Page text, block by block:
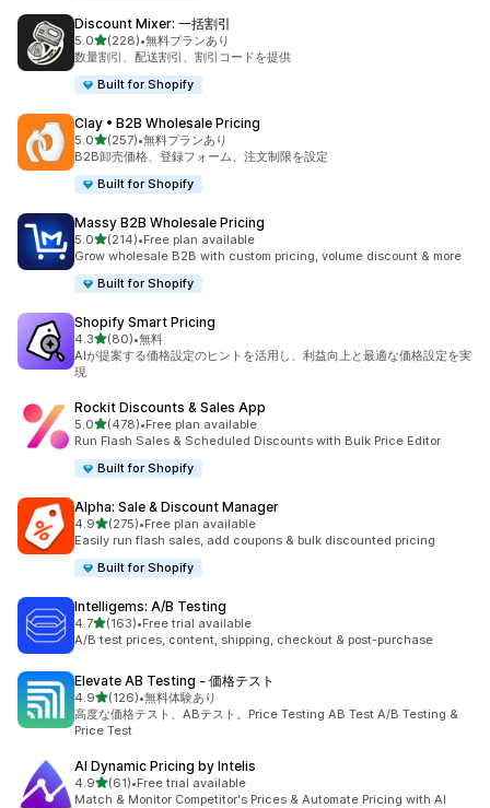
Discount Mixer: 一括割引
5.05つ星中
(228)
合計レビュー数：228件
•無料プランあり
数量割引、配送割引、割引コードを提供
Built for Shopify
Clay • B2B Wholesale Pricing
5.05つ星中
(257)
合計レビュー数：257件
•無料プランあり
B2B卸売価格、登録フォーム、注文制限を設定
Built for Shopify
Massy B2B Wholesale Pricing
5.05つ星中
(214)
合計レビュー数：214件
•Free plan available
Grow wholesale B2B with custom pricing, volume discount & more
Built for Shopify
Shopify Smart Pricing
4.35つ星中
(80)
合計レビュー数：80件
•無料
AIが提案する価格設定のヒントを活用し、利益向上と最適な価格設定を実
現
Rockit Discounts & Sales App
5.05つ星中
(478)
合計レビュー数：478件
•Free plan available
Run Flash Sales & Scheduled Discounts with Bulk Price Editor
Built for Shopify
Alpha: Sale & Discount Manager
4.95つ星中
(275)
合計レビュー数：275件
•Free plan available
Easily run flash sales, add coupons & bulk discounted pricing
Built for Shopify
Intelligems: A/B Testing
4.75つ星中
(163)
合計レビュー数：163件
•Free trial available
A/B test prices, content, shipping, checkout & post-purchase
Elevate AB Testing ‑ 価格テスト
4.95つ星中
(126)
合計レビュー数：126件
•無料体験あり
高度な価格テスト、ABテスト。Price Testing AB Test A/B Testing &
Price Test
AI Dynamic Pricing by Intelis
4.95つ星中
(61)
合計レビュー数：61件
•Free trial available
Match & Monitor Competitor's Prices & Automate Pricing with AI